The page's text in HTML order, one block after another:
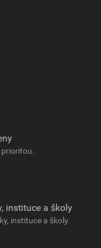
prioritou.
instituce a školy
instituce a školy.